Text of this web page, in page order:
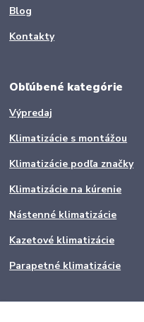
Blog
Kontakty
Obľúbené kategórie
Výpredaj
Klimatizácie s montážou
Klimatizácie podľa značky
Klimatizácie na kúrenie
Nástenné klimatizácie
Kazetové klimatizácie
Parapetné klimatizácie